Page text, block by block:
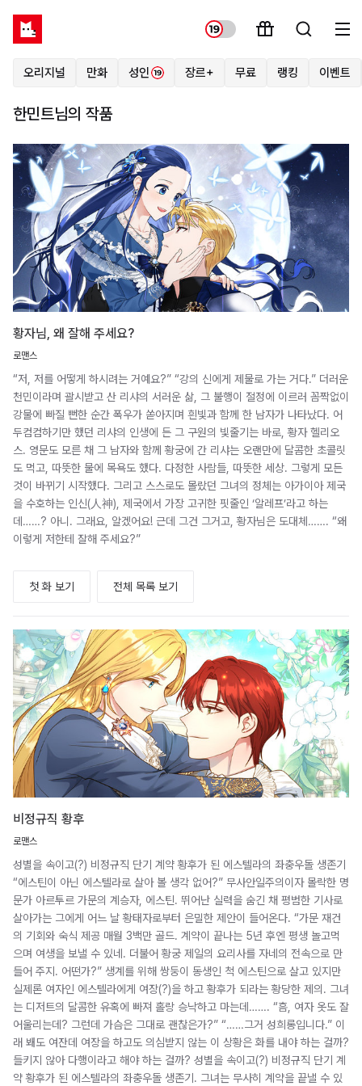
오리지널 만화 성인 장르+ 무료 랭킹 이벤트
한민트님의 작품
황자님, 왜 잘해 주세요?
로맨스
“저, 저를 어떻게 하시려는 거예요?” “강의 신에게 제물로 가는 거다.” 더러운
천민이라며 괄시받고 산 리샤의 서러운 삶, 그 불행이 절정에 이르러 꼼짝없이
강물에 빠질 뻔한 순간 폭우가 쏟아지며 흰빛과 함께 한 남자가 나타났다. 어
두컴컴하기만 했던 리샤의 인생에 든 그 구원의 빛줄기는 바로, 황자 헬리오
스. 영문도 모른 채 그 남자와 함께 황궁에 간 리샤는 오랜만에 달콤한 초콜릿
도 먹고, 따뜻한 물에 목욕도 했다. 다정한 사람들, 따뜻한 세상. 그렇게 모든
것이 바뀌기 시작했다. 그리고 스스로도 몰랐던 그녀의 정체는 아가이아 제국
을 수호하는 인신(人神), 제국에서 가장 고귀한 핏줄인 ‘알레프’라고 하는
데……? 아니. 그래요, 알겠어요! 근데 그건 그거고, 황자님은 도대체……. “왜
이렇게 저한테 잘해 주세요?”
첫 화 보기 전체 목록 보기
비정규직 황후
로맨스
성별을 속이고(?) 비정규직 단기 계약 황후가 된 에스텔라의 좌충우돌 생존기
“에스틴이 아닌 에스텔라로 살아 볼 생각 없어?” 무사안일주의이자 몰락한 명
문가 아르투르 가문의 계승자, 에스틴. 뛰어난 실력을 숨긴 채 평범한 기사로
살아가는 그에게 어느 날 황태자로부터 은밀한 제안이 들어온다. “가문 재건
의 기회와 숙식 제공 매월 3백만 골드. 계약이 끝나는 5년 후엔 평생 놀고먹
으며 여생을 보낼 수 있네. 더불어 황궁 제일의 요리사를 자네의 전속으로 만
들어 주지. 어떤가?” 생계를 위해 쌍둥이 동생인 척 에스틴으로 살고 있지만
실제론 여자인 에스텔라에게 여장(?)을 하고 황후가 되라는 황당한 제의. 그녀
는 디저트의 달콤한 유혹에 빠져 홀랑 승낙하고 마는데……. “흠, 여자 옷도 잘
어울리는데? 그런데 가슴은 그대로 괜찮은가?” “……그거 성희롱입니다.” 이
래 봬도 여잔데 여장을 하고도 의심받지 않는 이 상황은 화를 내야 하는 걸까?
들키지 않아 다행이라고 해야 하는 걸까? 성별을 속이고(?) 비정규직 단기 계
약 황후가 된 에스텔라의 좌충우돌 생존기. 그녀는 무사히 계약을 끝낼 수 있